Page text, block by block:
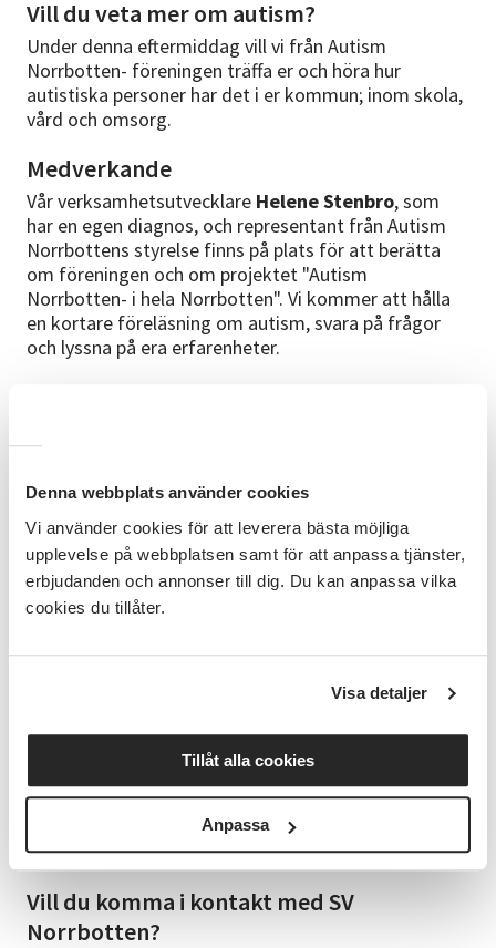
Denna webbplats använder cookies
Vi använder cookies för att leverera bästa möjliga
upplevelse på webbplatsen samt för att anpassa tjänster,
erbjudanden och annonser till dig. Du kan anpassa vilka
cookies du tillåter.
Visa detaljer
Tillåt alla cookies
Anpassa
Vill du veta mer om autism?
Under denna eftermiddag vill vi från Autism
Norrbotten- föreningen träffa er och höra hur
autistiska personer har det i er kommun; inom skola,
vård och omsorg.
Medverkande
Vår verksamhetsutvecklare Helene Stenbro, som
har en egen diagnos, och representant från Autism
Norrbottens styrelse finns på plats för att berätta
om föreningen och om projektet "Autism
Norrbotten- i hela Norrbotten". Vi kommer att hålla
en kortare föreläsning om autism, svara på frågor
och lyssna på era erfarenheter.
våren 2027 att besöka alla kommuner i Norrbotten
kommer att uppdateras allt eftersom orten blir klara.
Du hittar information om detta påsv.se/norrbotten
eller på
autism.se/norrbotten
Anmälningsinformation
Vi tar anmälan då lokalen har ett begränsat antal
Arrangörer
Kvällen arrangeras i samarbete med
Norrbotten
Med stöd av Sparbanken Nord, Region Norrbotten
och Norrbottens Kommuner.
Vill du komma i kontakt med SV
Norrbotten?